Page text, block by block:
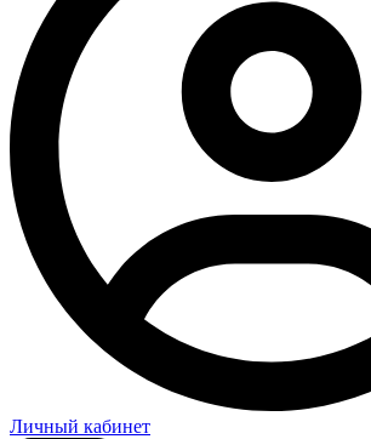
Личный кабинет